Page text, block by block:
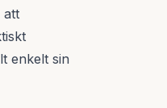
att
enkelt sin